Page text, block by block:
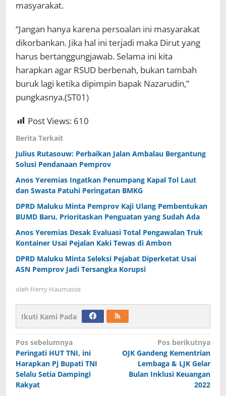
masyarakat.
“Jangan hanya karena persoalan ini masyarakat
dikorbankan. Jika hal ini terjadi maka Dirut yang
harus bertanggungjawab. Selama ini kita
harapkan agar RSUD berbenah, bukan tambah
buruk lagi ketika dipimpin bapak Nazarudin,”
pungkasnya.(ST01)
Post Views: 610
Berita Terkait
Julius Rutasouw: Perbaikan Jalan Ambalau Bergantung
Solusi Pendanaan Pemprov
Anos Yeremias Ingatkan Penumpang Kapal Tol Laut
dan Swasta Patuhi Peringatan BMKG
DPRD Maluku Minta Pemprov Kaji Ulang Pembentukan
BUMD Baru, Prioritaskan Penguatan yang Sudah Ada
Anos Yeremias Desak Evaluasi Total Pengawalan Truk
Kontainer Usai Pejalan Kaki Tewas di Ambon
DPRD Maluku Minta Seleksi Pejabat Diperketat Usai
ASN Pemprov Jadi Tersangka Korupsi
oleh Herry Haumasse
Ikuti Kami Pada
Navigasi
pos
Pos sebelumnya
Peringati HUT TNI, ini
Harapkan Pj Bupati TNI
Selalu Setia Dampingi
Rakyat
Pos berikutnya
OJK Gandeng Kementrian
Lembaga & LJK Gelar
Bulan Inklusi Keuangan
2022